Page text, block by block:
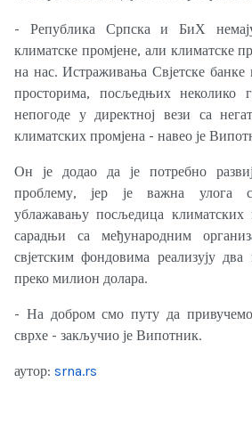
- Република Српска и БиХ
климатске промјене, али климатске
на нас. Истраживања Свјетске
просторима, посљедњих неколико
непогоде у директној вези са
климатских промјена - навео је
Он је додао да је потребно
проблему, јер је важна улога
ублажавању посљедица климатских
сарадњи са међународним
свјетским фондовима реализују два
преко милион долара.
- На добром смо путу да привучемо
сврхе - закључио је Випотник.
аутор: srna.rs